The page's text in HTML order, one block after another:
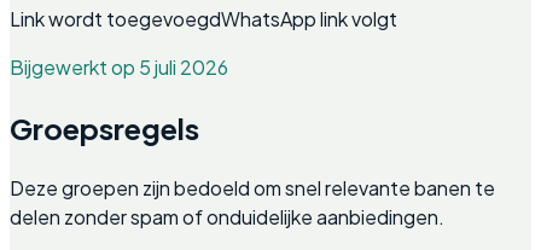
Link wordt toegevoegdWhatsApp link volgt
Bijgewerkt op 5 juli 2026
Groepsregels
Deze groepen zijn bedoeld om snel relevante banen te
delen zonder spam of onduidelijke aanbiedingen.